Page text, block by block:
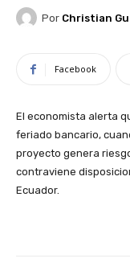
Por Christian
Facebook
El economista alerta
feriado bancario,
proyecto genera
contraviene
Ecuador.